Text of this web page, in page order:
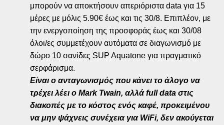
μπορούν να αποκτήσουν απεριόριστα data για 15
μέρες με μόλις 5.90€ έως και τις 30/8. Επιπλέον, με
την ενεργοποίηση της προσφοράς έως και 30/08
όλοι/ες συμμετέχουν αυτόματα σε διαγωνισμό με
δώρο 10 σανίδες SUP Aquatone για πραγματικό
σερφάρισμα.
Είναι ο ανταγωνισμός που κάνει το άλογο να
τρέχει λέει ο Mark Twain, αλλά full data στις
διακοπές με το κόστος ενός καφέ, προκειμένου
να μην ψάχνεις συνέχεια για WiFi, δεν ακούγεται